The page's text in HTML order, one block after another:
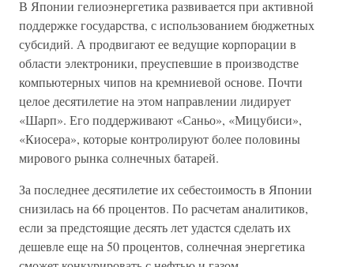
В Японии гелиоэнергетика развивается при активной
поддержке государства, с использованием бюджетных
субсидий. А продвигают ее ведущие корпорации в
области электроники, преуспевшие в производстве
компьютерных чипов на кремниевой основе. Почти
целое десятилетие на этом направлении лидирует
«Шарп». Его поддерживают «Саньо», «Мицубиси»,
«Киосера», которые контролируют более половины
мирового рынка солнечных батарей.
За последнее десятилетие их себестоимость в Японии
снизилась на 66 процентов. По расчетам аналитиков,
если за предстоящие десять лет удастся сделать их
дешевле еще на 50 процентов, солнечная энергетика